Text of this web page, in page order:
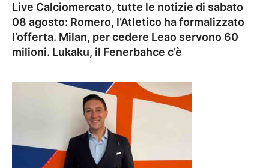
Live Calciomercato, tutte le notizie di sabato
08 agosto: Romero, l’Atletico ha formalizzato
l’offerta. Milan, per cedere Leao servono 60
milioni. Lukaku, il Fenerbahce c’è